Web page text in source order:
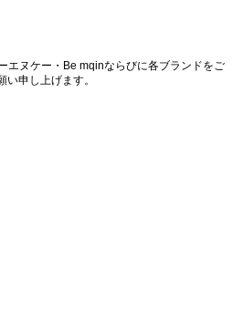
エヌケー・Be mqinならびに各ブランドをご
申し上げます。